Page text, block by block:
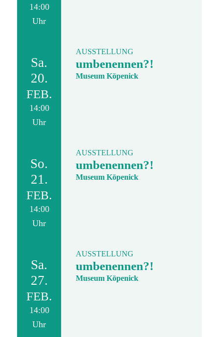
14:00
Uhr
Sa.
20.
FEB.
14:00
Uhr
AUSSTELLUNG
umbenennen?!
Museum Köpenick
So.
21.
FEB.
14:00
Uhr
AUSSTELLUNG
umbenennen?!
Museum Köpenick
Sa.
27.
FEB.
14:00
Uhr
AUSSTELLUNG
umbenennen?!
Museum Köpenick